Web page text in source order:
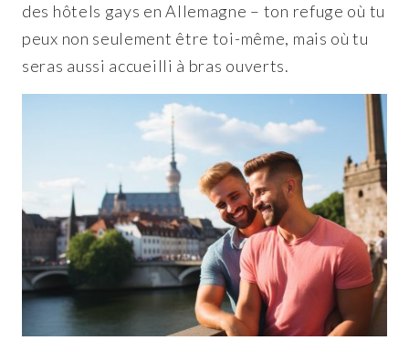
des hôtels gays en Allemagne – ton refuge où tu
peux non seulement être toi-même, mais où tu
seras aussi accueilli à bras ouverts.